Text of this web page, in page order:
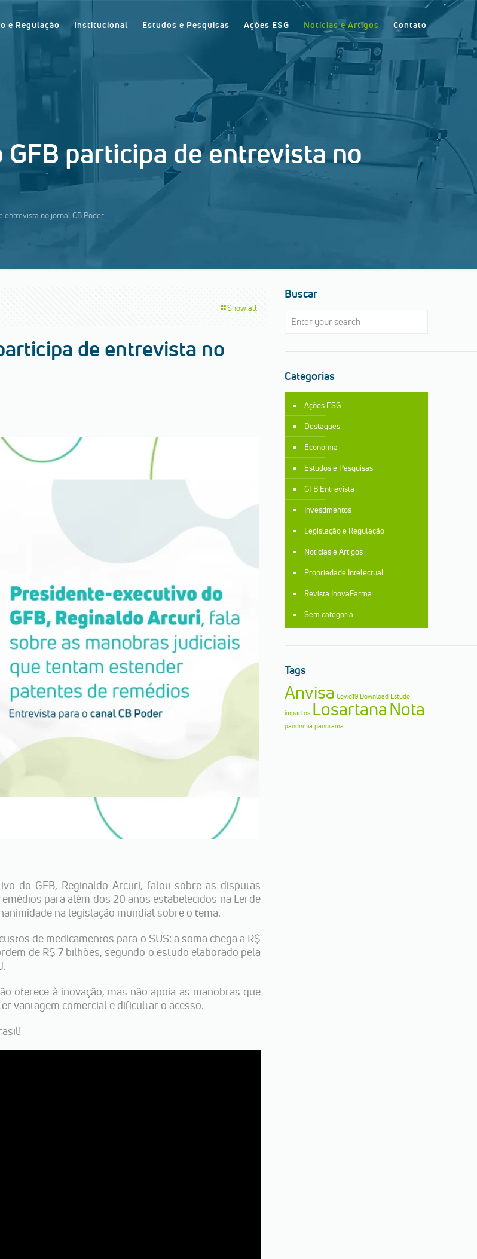
e Regulação Institucional Estudos e Pesquisas Ações ESG Notícias e Artigos Contato
participa de entrevista no
entrevista no jornal CB Poder
Show all
de entrevista no
do GFB, Reginaldo Arcuri, falou sobre as disputas
para além dos 20 anos estabelecidos na Lei de
na legislação mundial sobre o tema.
de medicamentos para o SUS: a soma chega a R$
de R$ 7 bilhões, segundo o estudo elaborado pela
oferece à inovação, mas não apoia as manobras que
vantagem comercial e dificultar o acesso.
Buscar
Categorias
Ações ESG
Destaques
Economia
Estudos e Pesquisas
GFB Entrevista
Investimentos
Legislação e Regulação
Notícias e Artigos
Propriedade Intelectual
Revista InovaFarma
Sem categoria
Tags
Anvisa Covid19 Download Estudo
impactos LosartanaNota
pandemia panorama